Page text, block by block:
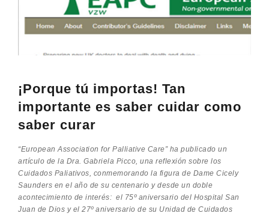
¡Porque tú importas! Tan
importante es saber cuidar como
saber curar
“European Association for Palliative Care” ha publicado un
artículo de la Dra. Gabriela Picco, una reflexión sobre los
Cuidados Paliativos, conmemorando la figura de Dame Cicely
Saunders en el año de su centenario y desde un doble
acontecimiento de interés: el 75º aniversario del Hospital San
Juan de Dios y el 27º aniversario de su Unidad de Cuidados